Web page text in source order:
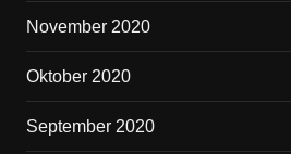
November 2020
Oktober 2020
September 2020